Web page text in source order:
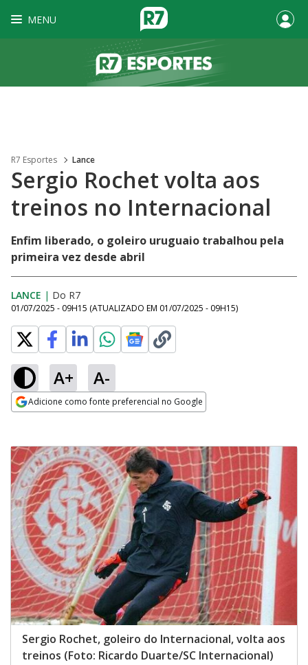
MENU
R7 Esportes Lance
Sergio Rochet volta aos
treinos no Internacional
Enfim liberado, o goleiro uruguaio trabalhou pela
primeira vez desde abril
LANCE | Do R7
01/07/2025 - 09H15 (ATUALIZADO EM 01/07/2025 - 09H15)
A+ A-
Adicione como fonte preferencial no Google
Sergio Rochet, goleiro do Internacional, volta aos
treinos (Foto: Ricardo Duarte/SC Internacional)